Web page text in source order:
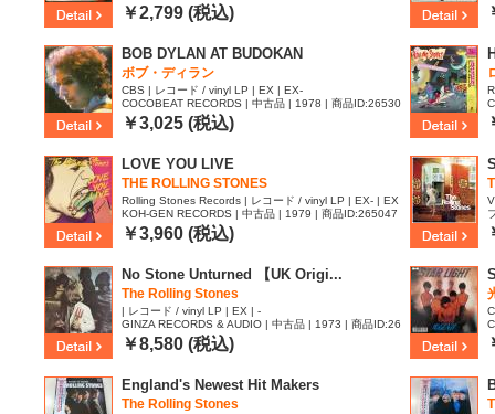
￥2,799 (税込)
BOB DYLAN AT BUDOKAN
ボブ・ディラン
CBS | レコード / vinyl LP | EX | EX-
COCOBEAT RECORDS | 中古品 | 1978 | 商品ID:26530
26
￥3,025 (税込)
LOVE YOU LIVE
THE ROLLING STONES
Rolling Stones Records | レコード / vinyl LP | EX- | EX
KOH-GEN RECORDS | 中古品 | 1979 | 商品ID:265047
9￥3,960 (税込)
No Stone Unturned 【UK Origi...
The Rolling Stones
| レコード / vinyl LP | EX | -
GINZA RECORDS & AUDIO | 中古品 | 1973 | 商品ID:26
50003
￥8,580 (税込)
England's Newest Hit Makers
The Rolling Stones